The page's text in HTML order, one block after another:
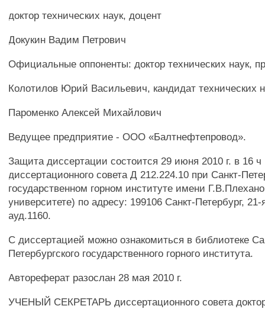
доктор технических наук, доцент
Докукин Вадим Петрович
Официальные оппоненты: доктор технических наук,
Колотилов Юрий Васильевич, кандидат технических
Пароменко Алексей Михайлович
Ведущее предприятие - ООО «Балтнефтепровод».
Защита диссертации состоится 29 июня 2010 г. в 16 ч
диссертационного совета Д 212.224.10 при Санкт-
государственном горном институте имени
университете) по адресу: 199106 Санкт-Петербург,
ауд.1160.
С диссертацией можно ознакомиться в библиотеке
Петербургского государственного горного института.
Автореферат разослан 28 мая 2010 г.
УЧЕНЫЙ СЕКРЕТАРЬ диссертационного совета